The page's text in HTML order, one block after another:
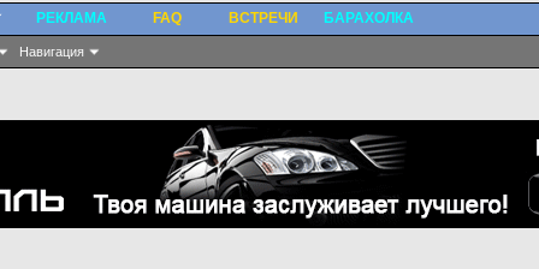
Навигация
РЕКЛАМА FAQ ВСТРЕЧИ БАРАХОЛКА